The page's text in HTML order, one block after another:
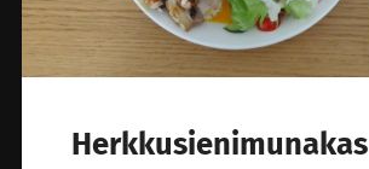
Herkkusienimunakas